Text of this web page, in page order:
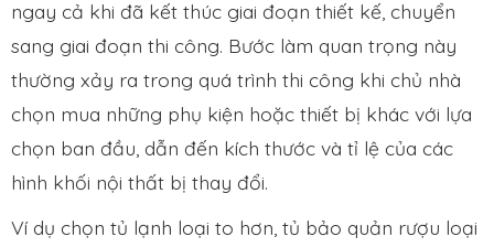
ngay cả khi đã kết thúc giai đoạn thiết kế, chuyển
sang giai đoạn thi công. Bước làm quan trọng này
thường xảy ra trong quá trình thi công khi chủ nhà
chọn mua những phụ kiện hoặc thiết bị khác với lựa
chọn ban đầu, dẫn đến kích thước và tỉ lệ của các
hình khối nội thất bị thay đổi.
Ví dụ chọn tủ lạnh loại to hơn, tủ bảo quản rượu loại